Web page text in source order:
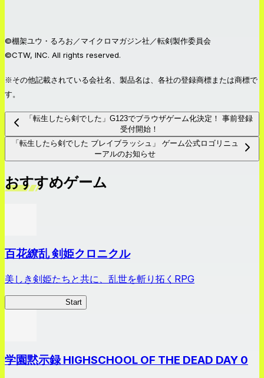
©棚架ユウ・るろお／マイクロマガジン社／転剣製作委員会
©CTW, INC. All rights reserved.
※その他記載されている会社名、製品名は、各社の登録商標または商標で
す。
「転生したら剣でした」G123でブラウザゲーム化決定！ 事前登録
受付開始！
「転生したら剣でした ブレイブラッシュ」 ゲーム公式ロゴリニュ
ーアルのお知らせ
おすすめゲーム
百花繚乱 剣姫クロニクル
美しき剣姫たちと共に、乱世を斬り拓くRPG
Start
学園黙示録 HIGHSCHOOL OF THE DEAD DAY 0